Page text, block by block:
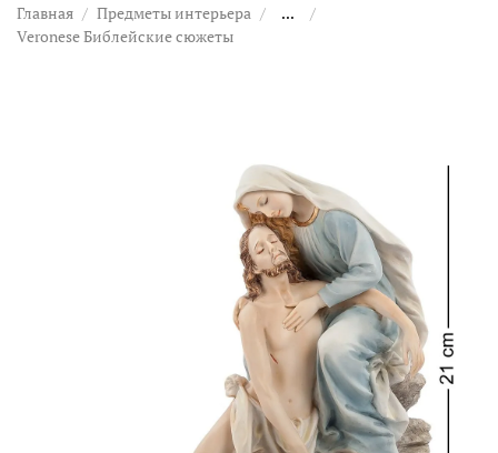
Главная Предметы интерьера
...
Veronese Библейские сюжеты